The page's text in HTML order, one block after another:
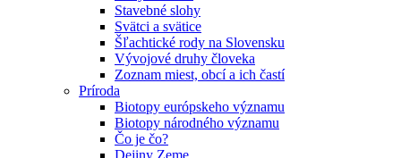
Stavebné slohy
Svätci a svätice
Šľachtické rody na Slovensku
Vývojové druhy človeka
Zoznam miest, obcí a ich častí
Príroda
Biotopy európskeho významu
Biotopy národného významu
Čo je čo?
Dejiny Zeme